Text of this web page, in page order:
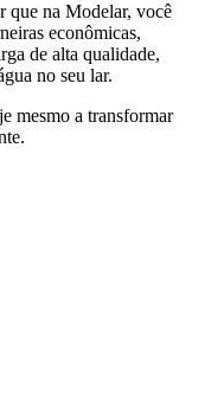
que na Modelar, você
econômicas,
de alta qualidade,
no seu lar.
mesmo a transformar